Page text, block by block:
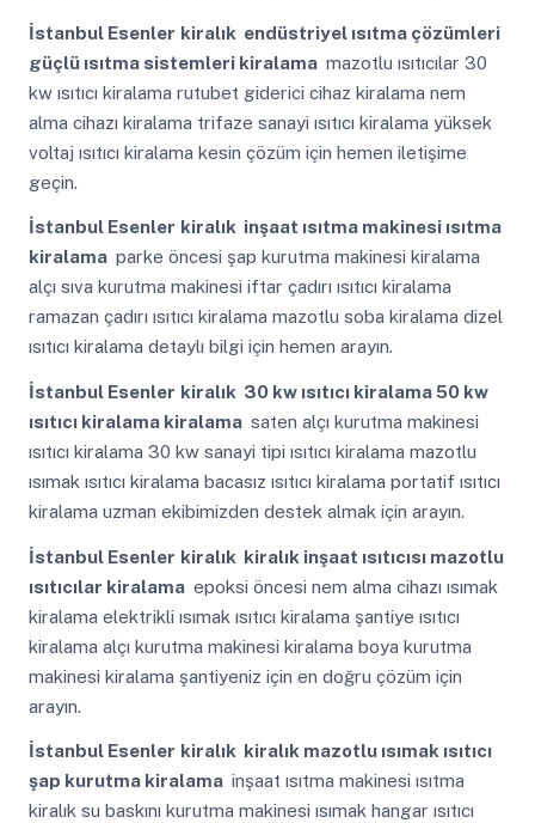
İstanbul Esenler kiralık endüstriyel ısıtma çözümleri
güçlü ısıtma sistemleri kiralama mazotlu ısıtıcılar 30
kw ısıtıcı kiralama rutubet giderici cihaz kiralama nem
alma cihazı kiralama trifaze sanayi ısıtıcı kiralama yüksek
voltaj ısıtıcı kiralama kesin çözüm için hemen iletişime
geçin.
İstanbul Esenler kiralık inşaat ısıtma makinesi ısıtma
kiralama parke öncesi şap kurutma makinesi kiralama
alçı sıva kurutma makinesi iftar çadırı ısıtıcı kiralama
ramazan çadırı ısıtıcı kiralama mazotlu soba kiralama dizel
ısıtıcı kiralama detaylı bilgi için hemen arayın.
İstanbul Esenler kiralık 30 kw ısıtıcı kiralama 50 kw
ısıtıcı kiralama kiralama saten alçı kurutma makinesi
ısıtıcı kiralama 30 kw sanayi tipi ısıtıcı kiralama mazotlu
ısımak ısıtıcı kiralama bacasız ısıtıcı kiralama portatif ısıtıcı
kiralama uzman ekibimizden destek almak için arayın.
İstanbul Esenler kiralık kiralık inşaat ısıtıcısı mazotlu
ısıtıcılar kiralama epoksi öncesi nem alma cihazı ısımak
kiralama elektrikli ısımak ısıtıcı kiralama şantiye ısıtıcı
kiralama alçı kurutma makinesi kiralama boya kurutma
makinesi kiralama şantiyeniz için en doğru çözüm için
arayın.
İstanbul Esenler kiralık kiralık mazotlu ısımak ısıtıcı
şap kurutma kiralama inşaat ısıtma makinesi ısıtma
kiralık su baskını kurutma makinesi ısımak hangar ısıtıcı